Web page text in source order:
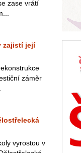
zase vrátí
zajistí její
záměr
vyrostou v